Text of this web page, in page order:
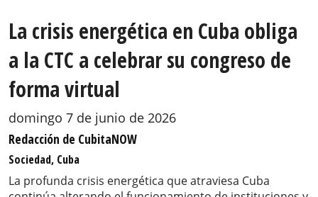
La crisis energética en Cuba obliga
a la CTC a celebrar su congreso de
forma virtual
domingo 7 de junio de 2026
Redacción de CubitaNOW
Sociedad, Cuba
La profunda crisis energética que atraviesa Cuba